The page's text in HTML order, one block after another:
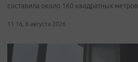
составила около 160 квадратных метров
11:16, 6 августа 2026